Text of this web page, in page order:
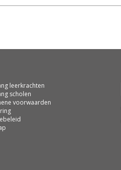
leerkrachten
scholen
voorwaarden